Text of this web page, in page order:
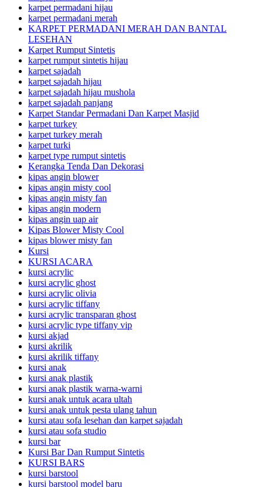
karpet permadani hijau
karpet permadani merah
KARPET PERMADANI MERAH DAN BANTAL
LESEHAN
Karpet Rumput Sintetis
karpet rumput sintetis hijau
karpet sajadah
karpet sajadah hijau
karpet sajadah hijau mushola
karpet sajadah panjang
Karpet Standar Permadani Dan Karpet Masjid
karpet turkey
karpet turkey merah
karpet turki
karpet type rumput sintetis
Kerangka Tenda Dan Dekorasi
kipas angin blower
kipas angin misty cool
kipas angin misty fan
kipas angin modern
kipas angin uap air
Kipas Blower Misty Cool
kipas blower misty fan
Kursi
KURSI ACARA
kursi acrylic
kursi acrylic ghost
kursi acrylic olivia
kursi acrylic tiffany
kursi acrylic transparan ghost
kursi acrylic type tiffany vip
kursi akjad
kursi akrilik
kursi akrilik tiffany
kursi anak
kursi anak plastik
kursi anak plastik warna-warni
kursi anak untuk acara ultah
kursi anak untuk pesta ulang tahun
kursi atau sofa lesehan dan karpet sajadah
kursi atau sofa studio
kursi bar
Kursi Bar Dan Rumput Sintetis
KURSI BARS
kursi barstool
kursi barstool model baru